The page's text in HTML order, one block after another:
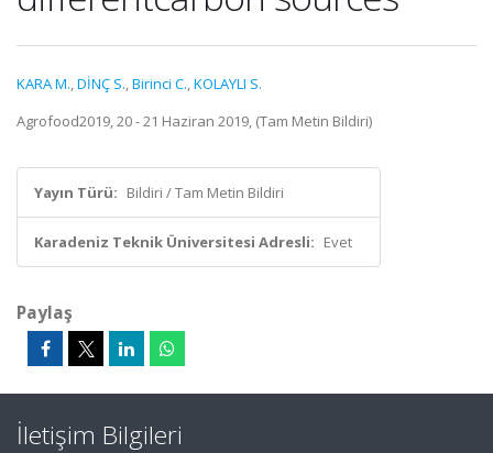
KARA M.,DİNÇ S.,Birinci C.,KOLAYLI S.
Agrofood2019, 20 - 21 Haziran 2019, (Tam Metin Bildiri)
Yayın Türü: Bildiri / Tam Metin Bildiri
Karadeniz Teknik Üniversitesi Adresli: Evet
Paylaş
İletişim Bilgileri